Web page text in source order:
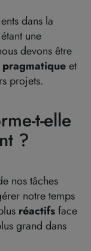
dans la
une
devons être
et
projets.
t-elle
?
nos tâches
notre temps
réactifsface
grand dans